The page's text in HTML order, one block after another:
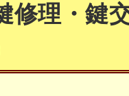
修理・鍵